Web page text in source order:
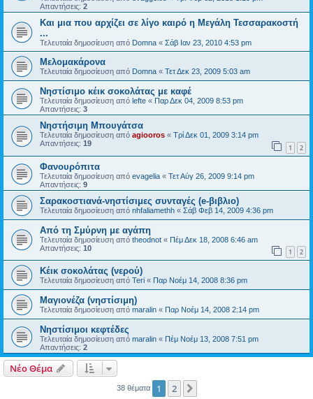
Απαντήσεις: 2
Και μια που αρχίζει σε λίγο καιρό η Μεγάλη Τεσσαρακοστή
...
Τελευταία δημοσίευση από Domna « Σάβ Ιαν 23, 2010 4:53 pm
Μελομακάρονα
Τελευταία δημοσίευση από Domna « Τετ Δεκ 23, 2009 5:03 am
Νηστίσιμο κέικ σοκολάτας με καφέ
Τελευταία δημοσίευση από lefte « Παρ Δεκ 04, 2009 8:53 pm
Απαντήσεις: 3
Νηστήσιμη Μπουγάτσα
Τελευταία δημοσίευση από agiooros « Τρί Δεκ 01, 2009 3:14 pm
Απαντήσεις: 19 1 2
Φανουρόπιτα
Τελευταία δημοσίευση από evagelia « Τετ Αύγ 26, 2009 9:14 pm
Απαντήσεις: 9
Σαρακοστιανά-νηστίσιμες συνταγές (e-βιβλιο)
Τελευταία δημοσίευση από nhfaliamethh « Σάβ Φεβ 14, 2009 4:36 pm
Από τη Σμύρνη με αγάπη
Τελευταία δημοσίευση από theodnot « Πέμ Δεκ 18, 2008 6:46 am
Απαντήσεις: 10 1 2
Κέικ σοκολάτας (νερού)
Τελευταία δημοσίευση από Teri « Παρ Νοέμ 14, 2008 8:36 pm
Μαγιονέζα (νηστίσιμη)
Τελευταία δημοσίευση από maralin « Παρ Νοέμ 14, 2008 2:14 pm
Νηστίσιμοι κεφτέδες
Τελευταία δημοσίευση από maralin « Πέμ Νοέμ 13, 2008 7:51 pm
Απαντήσεις: 2
Νέο Θέμα
38 θέματα 1 2